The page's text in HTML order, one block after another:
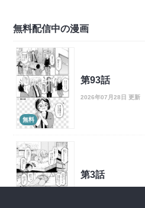
無料配信中の漫画
無料
第93話
2026年07月28日 更新
第3話